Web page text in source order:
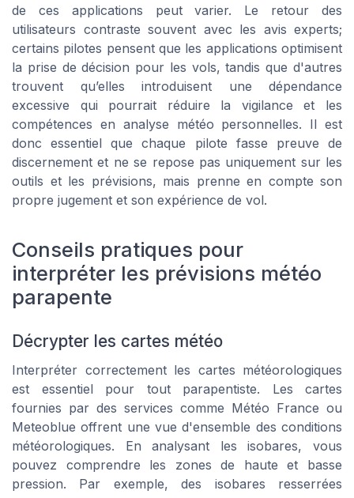
de ces applications peut varier. Le retour des
utilisateurs contraste souvent avec les avis experts;
certains pilotes pensent que les applications optimisent
la prise de décision pour les vols, tandis que d'autres
trouvent qu’elles introduisent une dépendance
excessive qui pourrait réduire la vigilance et les
compétences en analyse météo personnelles. Il est
donc essentiel que chaque pilote fasse preuve de
discernement et ne se repose pas uniquement sur les
outils et les prévisions, mais prenne en compte son
propre jugement et son expérience de vol.
Conseils pratiques pour
interpréter les prévisions météo
parapente
Décrypter les cartes météo
Interpréter correctement les cartes météorologiques
est essentiel pour tout parapentiste. Les cartes
fournies par des services comme Météo France ou
Meteoblue offrent une vue d'ensemble des conditions
météorologiques. En analysant les isobares, vous
pouvez comprendre les zones de haute et basse
pression. Par exemple, des isobares resserrées